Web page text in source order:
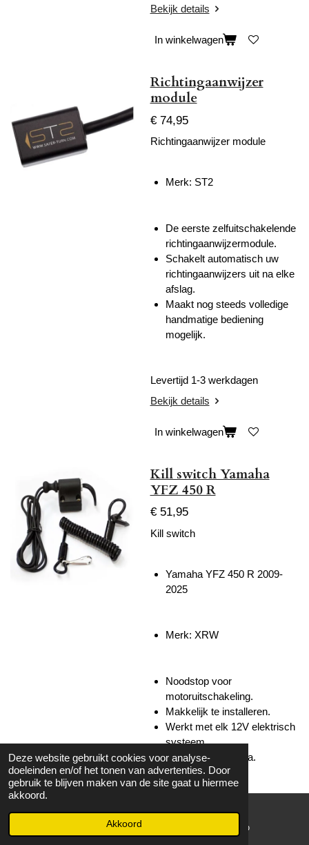
Deze website gebruikt cookies voor analyse-
doeleinden en/of het tonen van advertenties. Door
gebruik te blijven maken van de site gaat u hiermee
akkoord.
Akkoord
Bekijk details
In winkelwagen
Richtingaanwijzer
module
€ 74,95
Richtingaanwijzer module
Merk: ST2
De eerste zelfuitschakelende
richtingaanwijzermodule.
Schakelt automatisch uw
richtingaanwijzers uit na elke
afslag.
Maakt nog steeds volledige
handmatige bediening
mogelijk.
Levertijd 1-3 werkdagen
Bekijk details
In winkelwagen
Kill switch Yamaha
YFZ 450 R
€ 51,95
Kill switch
Yamaha YFZ 450 R 2009-
2025
Merk: XRW
Noodstop voor
motoruitschakeling.
Makkelijk te installeren.
Werkt met elk 12V elektrisch
systeem.
Gemaakt in Europa.
besteld volgende dag in huis!
Bekijk details
WhatsApp